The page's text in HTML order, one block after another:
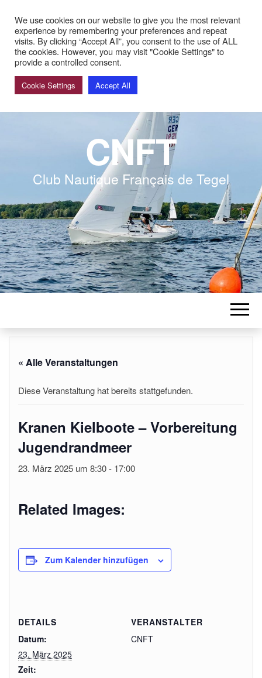
CNFT
Club Nautique Français de Tegel
« Alle Veranstaltungen
Diese Veranstaltung hat bereits stattgefunden.
Kranen Kielboote – Vorbereitung
Jugendrandmeer
23. März 2025 um 8:30- 17:00
Related Images:
Zum Kalender hinzufügen
DETAILS
Datum:
23. März 2025
Zeit:
VERANSTALTER
CNFT
We use cookies on our website to give you the most relevant
experience by remembering your preferences and repeat
visits. By clicking “Accept All”, you consent to the use of ALL
the cookies. However, you may visit "Cookie Settings" to
provide a controlled consent.
Cookie Settings Accept All